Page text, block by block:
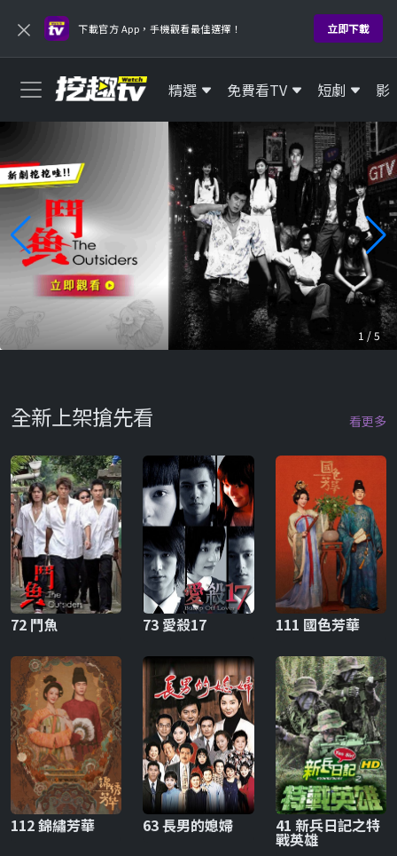
× 下載官方 App，手機觀看最佳選擇！ 立即下載
精選 免費看TV 短劇 影
1 /5
全新上架搶先看 看更多
72 鬥魚 73 愛殺17 111 國色芳華
112 錦繡芳華 63 長男的媳婦 41 新兵日記之特
戰英雄